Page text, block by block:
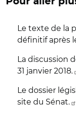
Le texte de la
définitif après
La discussion
31 janvier 2018.
Le dossier
site du Sénat.